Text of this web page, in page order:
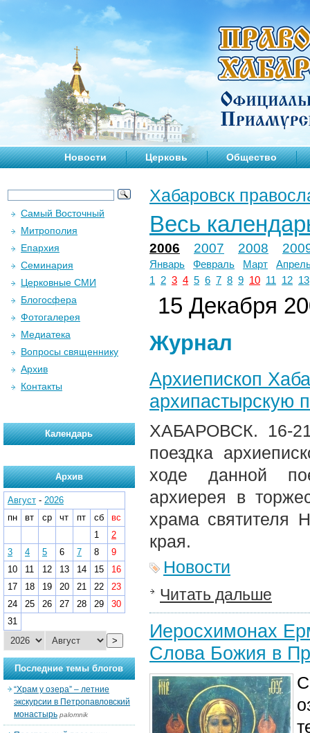
Новости Церковь Общество
Хабаровск
Весь
2006 2007 2008
Январь Февраль Март
1
2 3 4 5 6 7 8 9 10 11 12 13
15 Декабря
Журнал
Архиепископ
архипастырскую
ХАБАРОВСК. 16-21
поездка
ходе данной
архиерея в
храма святителя
края.
Новости
Читать дальше
Иеросхимонах
Слова Божия в
Самый Восточный
Митрополия
Епархия
Семинария
Церковные СМИ
Блогосфера
Фотогалерея
Медиатека
Вопросы священнику
Архив
Контакты
Календарь
Архив
Август - 2026
пн
вт ср чт пт сб
вс
1
2
3
4 5 6 7 8
9
10
11 12 13 14 15
16
17
18 19 20 21 22
23
24
25 26 27 28 29
30
31
>
Последние темы блогов
“Храм у озера” – летние
экскурсии в Петропавловский
монастырь palomnik